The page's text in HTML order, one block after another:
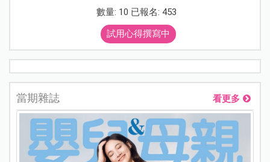
數量: 10 已報名: 453
試用心得撰寫中
當期雜誌 看更多